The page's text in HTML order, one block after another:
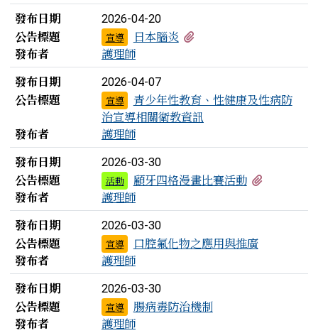
發布日期
2026-04-20
公告標題 宣導 日本腦炎
發布者
護理師
發布日期
2026-04-07
公告標題 宣導
青少年性教育、性健康及性病防
治宣導相關衛教資訊
發布者
護理師
發布日期
2026-03-30
公告標題 活動 顧牙四格漫畫比賽活動
發布者
護理師
發布日期
2026-03-30
公告標題 宣導
口腔氟化物之應用與推廣
發布者
護理師
發布日期
2026-03-30
公告標題 宣導
腸病毒防治機制
發布者
護理師